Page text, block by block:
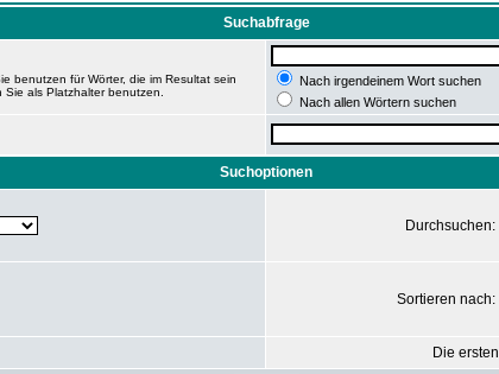
Suchabfrage
benutzen für Wörter, die im Resultat sein
als Platzhalter benutzen.
Nach irgendeinem Wort suchen
Nach allen Wörtern suchen
Suchoptionen
Durchsuchen:
Sortieren nach:
Die ersten